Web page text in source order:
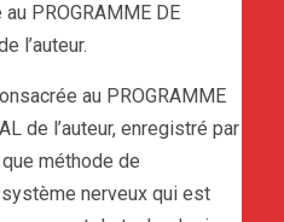
PROGRAMME DE
l’auteur.
au PROGRAMME
de l’auteur, enregistré par
méthode de
nerveux qui est